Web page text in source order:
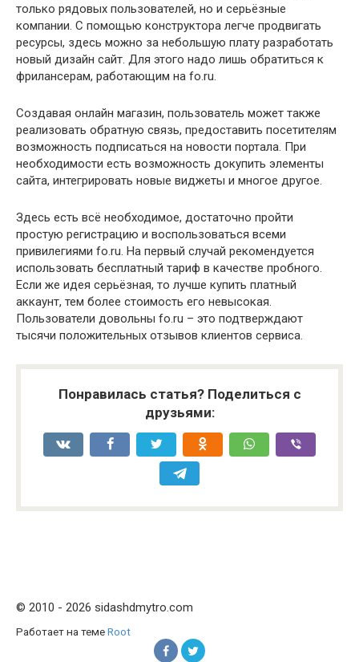
только рядовых пользователей, но и серьёзные
компании. С помощью конструктора легче продвигать
ресурсы, здесь можно за небольшую плату разработать
новый дизайн сайт. Для этого надо лишь обратиться к
фрилансерам, работающим на fo.ru.
Создавая онлайн магазин, пользователь может также
реализовать обратную связь, предоставить посетителям
возможность подписаться на новости портала. При
необходимости есть возможность докупить элементы
сайта, интегрировать новые виджеты и многое другое.
Здесь есть всё необходимое, достаточно пройти
простую регистрацию и воспользоваться всеми
привилегиями fo.ru. На первый случай рекомендуется
использовать бесплатный тариф в качестве пробного.
Если же идея серьёзная, то лучше купить платный
аккаунт, тем более стоимость его невысокая.
Пользователи довольны fo.ru – это подтверждают
тысячи положительных отзывов клиентов сервиса.
Понравилась статья? Поделиться с
друзьями:
© 2010 - 2026 sidashdmytro.com
Работает на темеRoot